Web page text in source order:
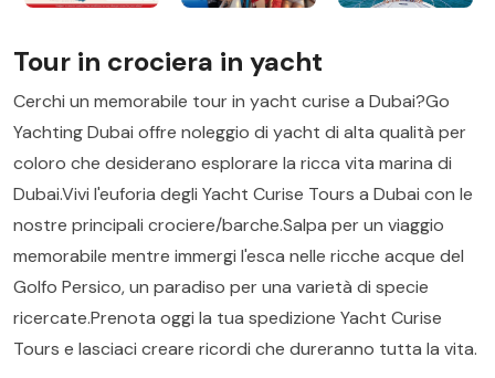
Tour in crociera in yacht
Cerchi un memorabile tour in yacht curise a Dubai?Go
Yachting Dubai offre noleggio di yacht di alta qualità per
coloro che desiderano esplorare la ricca vita marina di
Dubai.Vivi l'euforia degli Yacht Curise Tours a Dubai con le
nostre principali crociere/barche.Salpa per un viaggio
memorabile mentre immergi l'esca nelle ricche acque del
Golfo Persico, un paradiso per una varietà di specie
ricercate.Prenota oggi la tua spedizione Yacht Curise
Tours e lasciaci creare ricordi che dureranno tutta la vita.